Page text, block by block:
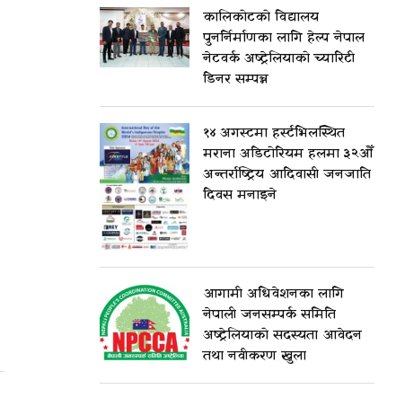
कालिकोटको विद्यालय
पुनर्निर्माणका लागि हेल्प नेपाल
नेटवर्क अष्ट्रेलियाको च्यारिटी
डिनर सम्पन्न
१४ अगस्टमा हर्स्टभिलस्थित
मराना अडिटोरियम हलमा ३२औँ
अन्तर्राष्ट्रिय आदिवासी जनजाति
दिवस मनाइने
आगामी अधिवेशनका लागि
नेपाली जनसम्पर्क समिति
अष्ट्रेलियाको सदस्यता आवेदन
तथा नवीकरण खुला